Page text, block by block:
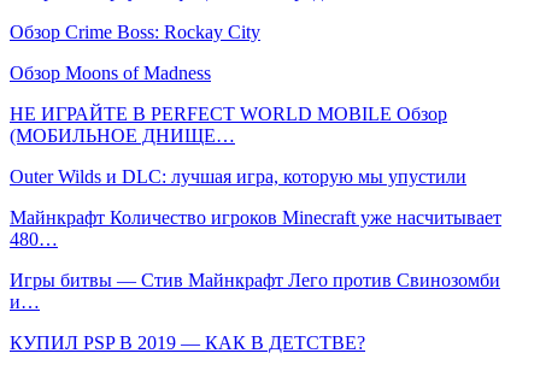
Обзор Crime Boss: Rockay City
Обзор Moons of Madness
НЕ ИГРАЙТЕ В PERFECT WORLD MOBILE Обзор
(МОБИЛЬНОЕ ДНИЩЕ…
Outer Wilds и DLC: лучшая игра, которую мы упустили
Майнкрафт Количество игроков Minecraft уже насчитывает
480…
Игры битвы — Стив Майнкрафт Лего против Свинозомби
и…
КУПИЛ PSP В 2019 — КАК В ДЕТСТВЕ?